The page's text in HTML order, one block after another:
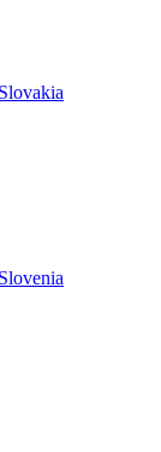
Slovakia
Slovenia